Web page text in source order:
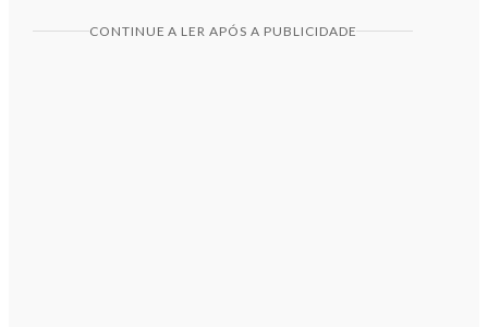
CONTINUE A LER APÓS A PUBLICIDADE